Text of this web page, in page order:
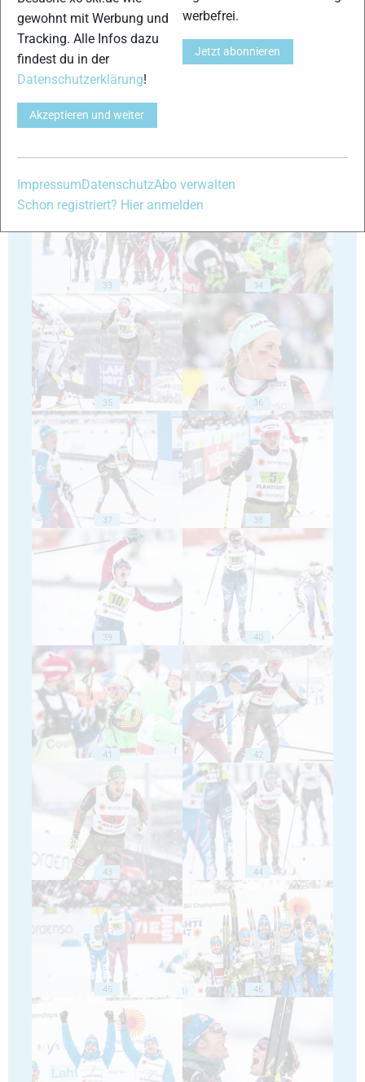
30
33 34
35 36
37 38
39 40
41 42
43 44
45 46
gewohnt mit Werbung und
Tracking. Alle Infos dazu
findest du in der
Datenschutzerklärung!
Akzeptieren und weiter
werbefrei.
Jetzt abonnieren
ImpressumDatenschutzAbo verwalten
Schon registriert? Hier anmelden